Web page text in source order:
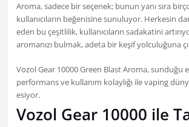
Aroma, sadece bir seçenek; bunun yanı sıra
kullanıcıların beğenisine sunuluyor. Herkesin
eden bu çeşitlilik, kullanıcıların sadakatini
aromanızı bulmak, adeta bir keşif yolculuğuna
Vozol Gear 10000 Green Blast Aroma, sunduğu
performans ve kullanım kolaylığı ile vaping
esiyor.
Vozol Gear 10000 ile